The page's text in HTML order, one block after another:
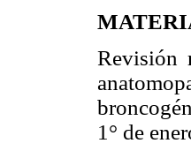
Revisión
1° de